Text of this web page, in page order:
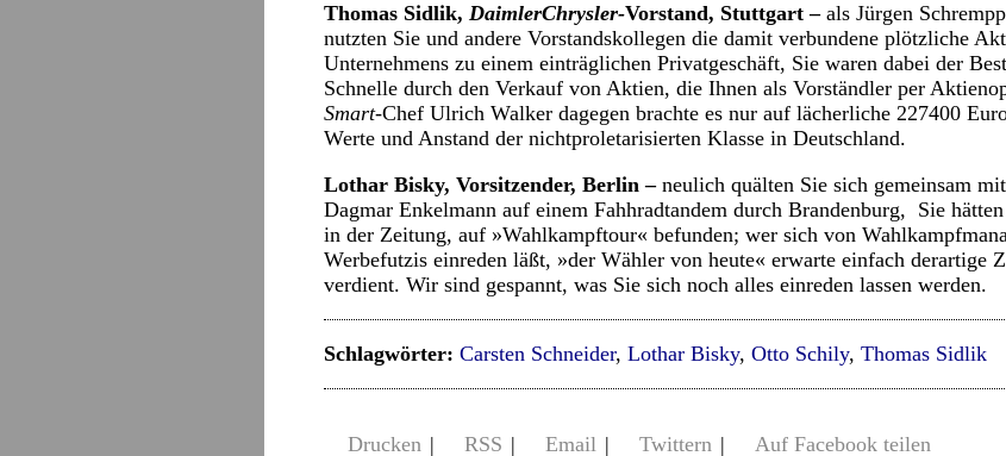
Thomas Sidlik, DaimlerChrysler-Vorstand, Stuttgart – als Jürgen
nutzten Sie und andere Vorstandskollegen die damit verbundene plötzliche
Unternehmens zu einem einträglichen Privatgeschäft, Sie waren dabei der
Schnelle durch den Verkauf von Aktien, die Ihnen als Vorständler per
Smart-Chef Ulrich Walker dagegen brachte es nur auf lächerliche 227400
Werte und Anstand der nichtproletarisierten Klasse in Deutschland.
Lothar Bisky, Vorsitzender, Berlin –neulich quälten Sie sich gemeinsam
Dagmar Enkelmann auf einem Fahhradtandem durch Brandenburg, Sie
in der Zeitung, auf »Wahlkampftour« befunden; wer sich von
Werbefutzis einreden läßt, »der Wähler von heute« erwarte einfach derartige
verdient. Wir sind gespannt, was Sie sich noch alles einreden lassen werden.
Schlagwörter: Carsten Schneider, Lothar Bisky, Otto Schily, Thomas Sidlik
Drucken | RSS | Email | Twittern | Auf Facebook teilen